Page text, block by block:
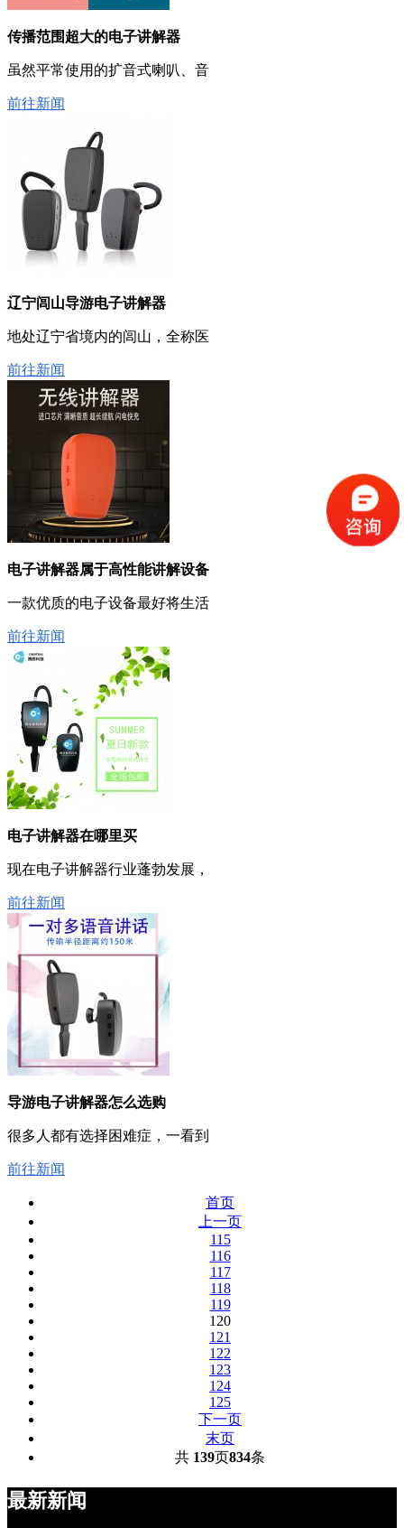
传播范围超大的电子讲解器
虽然平常使用的扩音式喇叭、音
前往新闻
辽宁闾山导游电子讲解器
地处辽宁省境内的闾山，全称医
前往新闻
电子讲解器属于高性能讲解设备
一款优质的电子设备最好将生活
前往新闻
电子讲解器在哪里买
现在电子讲解器行业蓬勃发展，
前往新闻
导游电子讲解器怎么选购
很多人都有选择困难症，一看到
前往新闻
首页
上一页
115
116
117
118
119
120
121
122
123
124
125
下一页
末页
共 139页834条
最新新闻